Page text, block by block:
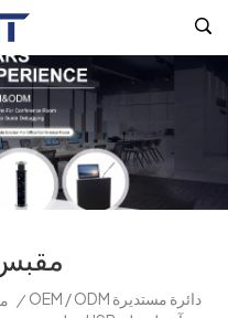
/ OEM / ODM دائرة مستديرة